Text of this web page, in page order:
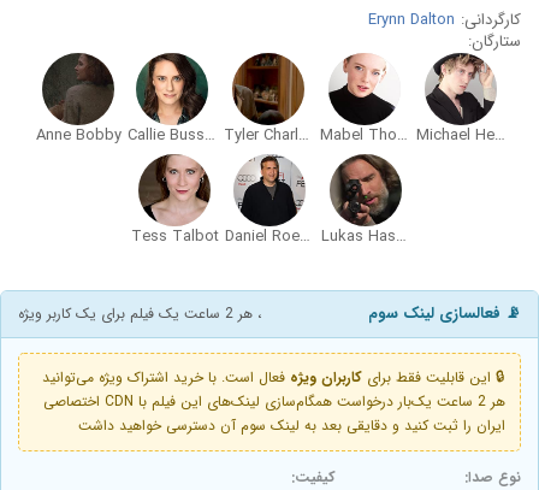
کارگردانی: Erynn Dalton
ستارگان:
Michael Herman
Mabel Thomas
Tyler Charles Kane
Callie Bussell
Anne Bobby
Lukas Hassel
Daniel Roebuck
Tess Talbot
📡 فعالسازی لینک سوم ، هر 2 ساعت یک فیلم برای یک کاربر ویژه
🔒 این قابلیت فقط برای کاربران ویژه فعال است. با خرید اشتراک ویژه می‌توانید
هر 2 ساعت یک‌بار درخواست همگام‌سازی لینک‌های این فیلم با CDN اختصاصی
ایران را ثبت کنید و دقایقی بعد به لینک سوم آن دسترسی خواهید داشت
نوع صدا: کیفیت: